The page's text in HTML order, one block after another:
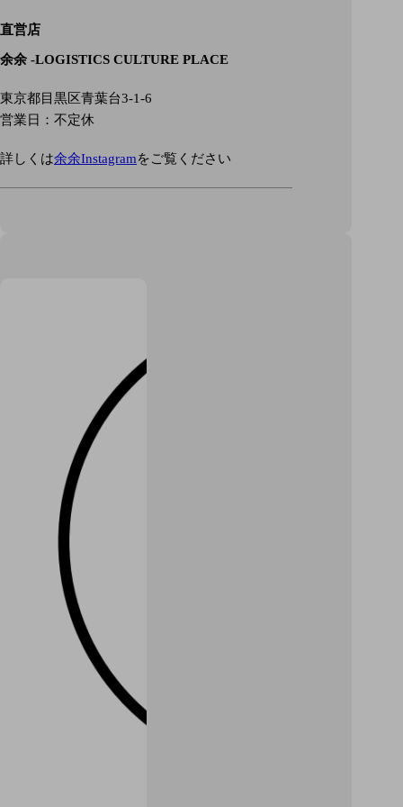
直営店
余余 -LOGISTICS CULTURE PLACE
東京都目黒区青葉台3-1-6
営業日：不定休
詳しくは余余Instagramをご覧ください